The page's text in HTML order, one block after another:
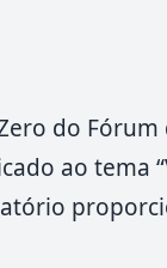
do Fórum
ao tema